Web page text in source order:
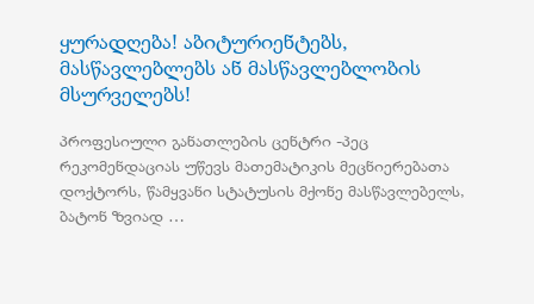
ყურადღება! აბიტურიენტებს,
მასწავლებლებს ან მასწავლებლობის
მსურველებს!
პროფესიული განათლების ცენტრი -პეც
რეკომენდაციას უწევს მათემატიკის მეცნიერებათა
დოქტორს, წამყვანი სტატუსის მქონე მასწავლებელს,
ბატონ ზვიად …